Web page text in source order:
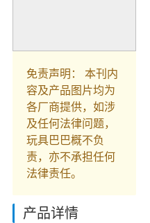
免责声明： 本刊内
容及产品图片均为
各厂商提供，如涉
及任何法律问题，
玩具巴巴概不负
责，亦不承担任何
法律责任。
产品详情